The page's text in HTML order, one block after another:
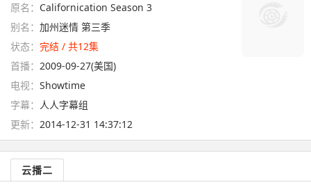
原名： Californication Season 3
别名： 加州迷情 第三季
状态： 完结 / 共12集
首播： 2009-09-27(美国)
电视： Showtime
字幕： 人人字幕组
更新： 2014-12-31 14:37:12
云播二